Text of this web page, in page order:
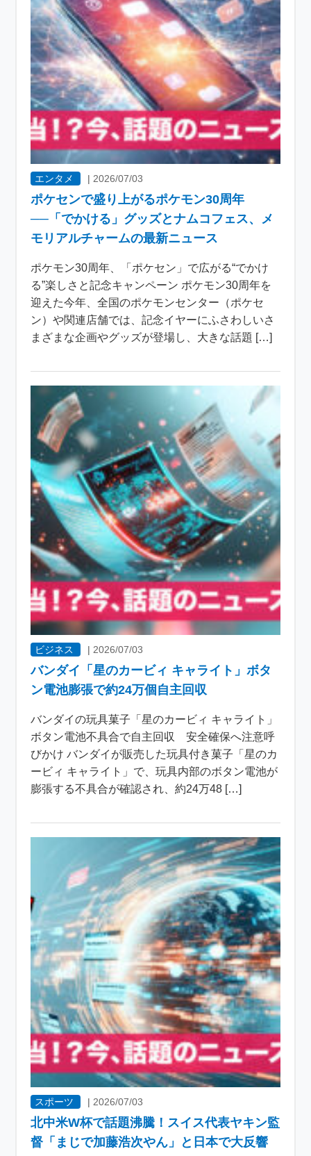
エンタメ | 2026/07/03
ポケセンで盛り上がるポケモン30周年
──「でかける」グッズとナムコフェス、メ
モリアルチャームの最新ニュース
ポケモン30周年、「ポケセン」で広がる“でかけ
る”楽しさと記念キャンペーン ポケモン30周年を
迎えた今年、全国のポケモンセンター（ポケセ
ン）や関連店舗では、記念イヤーにふさわしいさ
まざまな企画やグッズが登場し、大きな話題 […]
ビジネス |2026/07/03
バンダイ「星のカービィ キャライト」ボタ
ン電池膨張で約24万個自主回収
バンダイの玩具菓子「星のカービィ キャライト」
ボタン電池不具合で自主回収 安全確保へ注意呼
びかけ バンダイが販売した玩具付き菓子「星のカ
ービィ キャライト」で、玩具内部のボタン電池が
膨張する不具合が確認され、約24万48 […]
スポーツ | 2026/07/03
北中米W杯で話題沸騰！スイス代表ヤキン監
督「まじで加藤浩次やん」と日本で大反響